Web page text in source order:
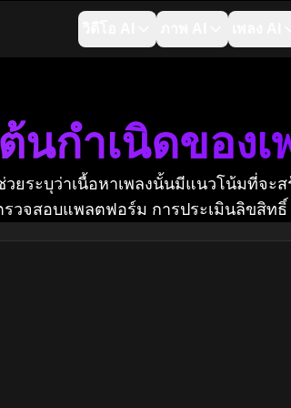
นกำเนิดของเ
วยระบุว่าเนื้อหาเพลงนั้นมีแนวโน้มที่จ
รวจสอบแพลตฟอร์ม การประเมินลิขสิทธิ์